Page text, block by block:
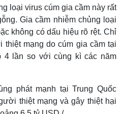
loại virus cúm gia cầm này rất
Gia cầm nhiễm chủng loại
không có dấu hiệu rõ rệt. Chỉ
thiệt mạng do cúm gia cầm tại
4 lần so với cùng kì các năm
phát mạnh tại Trung Quốc
thiệt mạng và gây thiệt hại